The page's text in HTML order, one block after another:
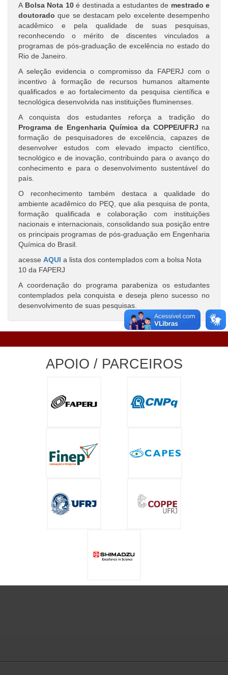
A Bolsa Nota 10é destinada a estudantes de mestrado e
doutorado que se destacam pelo excelente desempenho
acadêmico e pela qualidade de suas pesquisas,
reconhecendo o mérito de discentes vinculados a
programas de pós-graduação de excelência no estado do
Rio de Janeiro.
A seleção evidencia o compromisso da FAPERJ com o
incentivo à formação de recursos humanos altamente
qualificados e ao fortalecimento da pesquisa científica e
tecnológica desenvolvida nas instituições fluminenses.
A conquista dos estudantes reforça a tradição do
Programa de Engenharia Química da COPPE/UFRJ na
formação de pesquisadores de excelência, capazes de
desenvolver estudos com elevado impacto científico,
tecnológico e de inovação, contribuindo para o avanço do
conhecimento e para o desenvolvimento sustentável do
país.
O reconhecimento também destaca a qualidade do
ambiente acadêmico do PEQ, que alia pesquisa de ponta,
formação qualificada e colaboração com instituições
nacionais e internacionais, consolidando sua posição entre
os principais programas de pós-graduação em Engenharia
Química do Brasil.
acesse AQUI a lista dos contemplados com a bolsa Nota
10 da FAPERJ
A coordenação do programa parabeniza os estudantes
contemplados pela conquista e deseja pleno sucesso no
desenvolvimento de suas pesquisas.
APOIO / PARCEIROS